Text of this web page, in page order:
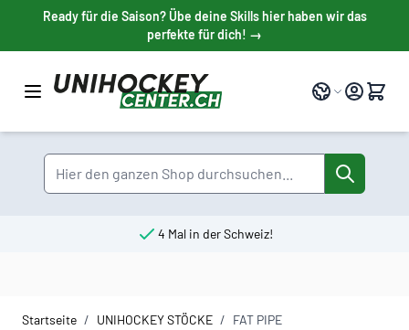
Direkt zum Inhalt
Ready für die Saison? Übe deine Skills hier haben wir das
perfekte für dich! →
Sprache
Suche
4 Mal in der Schweiz!
Startseite / UNIHOCKEY STÖCKE / FAT PIPE